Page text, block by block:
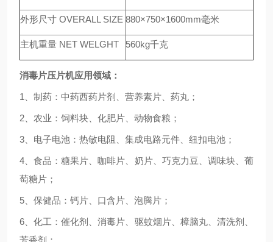
外形尺寸 OVERALL SIZE 880×750×1600mm毫米
主机重量 NET WELGHT 560kg千克
消毒片压片机应用领域：
1 、制药：中药西药片剂、营养素片、药丸；
2 、农业：饲料块、化肥片、动物食粮；
3 、电子电池：热敏电阻、集成电路元件、纽扣电池；
4 、食品：糖果片、咖啡片、奶片、巧克力豆、调味块、葡
萄糖片；
5 、保健品：钙片、口含片、泡腾片；
6 、化工：催化剂、消毒片、驱蚊烟片、樟脑丸、清洗剂、
芳香剂；